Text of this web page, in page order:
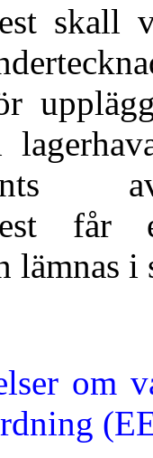
skall
av
får
lämnas
om